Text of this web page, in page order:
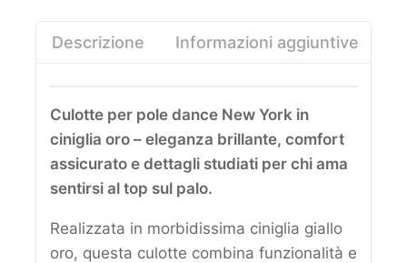
Descrizione Informazioni aggiuntive
Culotte per pole dance New York in
ciniglia oro – eleganza brillante, comfort
assicurato e dettagli studiati per chi ama
sentirsi al top sul palo.
Realizzata in morbidissima ciniglia giallo
oro, questa culotte combina funzionalità e